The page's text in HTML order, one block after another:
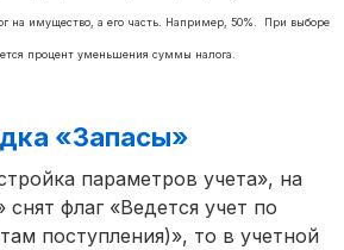
на имущество, а его часть. Например, 50%. При выборе
процент уменьшения суммы налога.
«Запасы»
параметров учета», на
снят флаг «Ведется учет по
поступления)», то в учетной